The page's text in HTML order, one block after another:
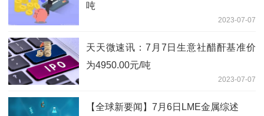
吨
2023-07-07
天天微速讯：7月7日生意社醋酐基准价
为4950.00元/吨
2023-07-07
【全球新要闻】7月6日LME金属综述